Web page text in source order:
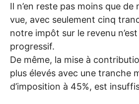
Il n’en reste pas moins que
vue, avec seulement cinq
notre impôt sur le revenu
progressif.
De même, la mise à
plus élevés avec une tranche
d’imposition à 45%, est